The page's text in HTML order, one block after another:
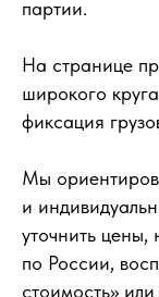
партии.
На странице
широкого
фиксация
Мы
и
уточнить цены,
по России,
стоимость»